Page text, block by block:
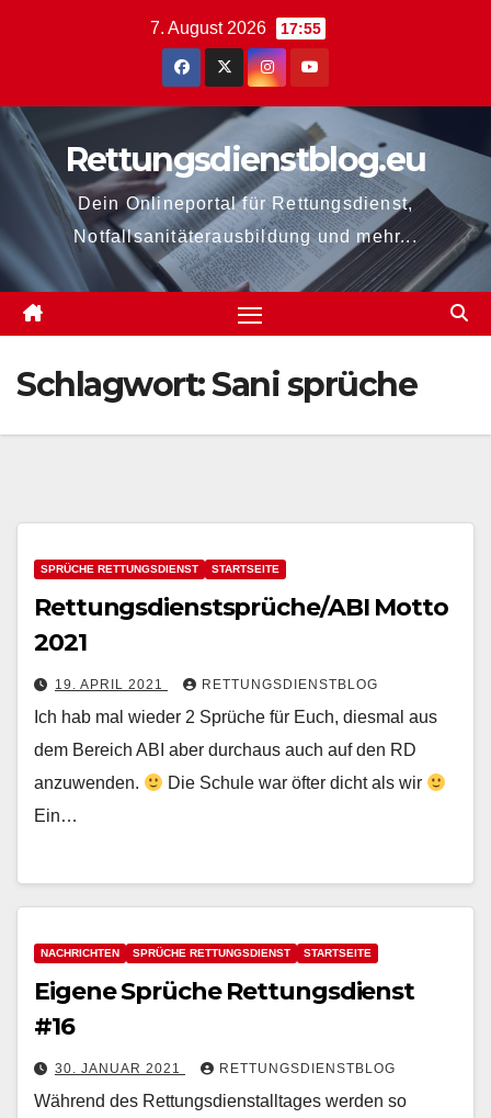
7. August 2026 17:55
Rettungsdienstblog.eu
Dein Onlineportal für Rettungsdienst,
Notfallsanitäterausbildung und mehr...
Schlagwort:Sani sprüche
SPRÜCHE RETTUNGSDIENST STARTSEITE
Rettungsdienstsprüche/ABI Motto
2021
19. APRIL 2021 RETTUNGSDIENSTBLOG
Ich hab mal wieder 2 Sprüche für Euch, diesmal aus
dem Bereich ABI aber durchaus auch auf den RD
anzuwenden.
Die Schule war öfter dicht als wir
Ein…
NACHRICHTEN SPRÜCHE RETTUNGSDIENST STARTSEITE
Eigene Sprüche Rettungsdienst
#16
30. JANUAR 2021 RETTUNGSDIENSTBLOG
Während des Rettungsdienstalltages werden so